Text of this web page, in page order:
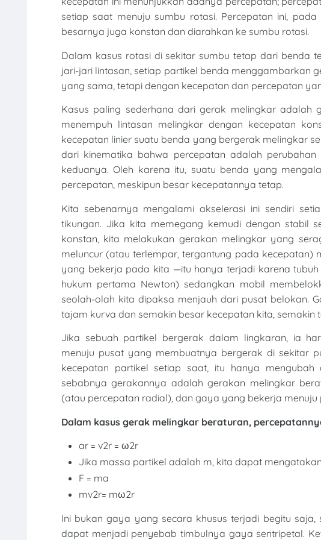
setiap saat menuju sumbu rotasi. Percepatan ini,
besarnya juga konstan dan diarahkan ke sumbu rotasi.
Dalam kasus rotasi di sekitar sumbu tetap dari benda
jari-jari lintasan, setiap partikel benda menggambarkan
yang sama, tetapi dengan kecepatan dan percepatan
Kasus paling sederhana dari gerak melingkar adalah
menempuh lintasan melingkar dengan kecepatan
kecepatan linier suatu benda yang bergerak melingkar
dari kinematika bahwa percepatan adalah
keduanya. Oleh karena itu, suatu benda yang
percepatan, meskipun besar kecepatannya tetap.
Kita sebenarnya mengalami akselerasi ini sendiri
tikungan. Jika kita memegang kemudi dengan stabil
konstan, kita melakukan gerakan melingkar yang
meluncur (atau terlempar, tergantung pada
yang bekerja pada kita —itu hanya terjadi karena
hukum pertama Newton) sedangkan mobil
seolah-olah kita dipaksa menjauh dari pusat belokan.
tajam kurva dan semakin besar kecepatan kita, semakin
Jika sebuah partikel bergerak dalam lingkaran, ia
menuju pusat yang membuatnya bergerak di sekitar
kecepatan partikel setiap saat, itu hanya
sebabnya gerakannya adalah gerakan melingkar
(atau percepatan radial), dan gaya yang bekerja menuju
Dalam kasus gerak melingkar beraturan,
ar = v2r = ω2r
Jika massa partikel adalah m, kita dapat
F = ma
mv2r= mω2r
Ini bukan gaya yang secara khusus terjadi begitu
dapat menjadi penyebab timbulnya gaya sentripetal.